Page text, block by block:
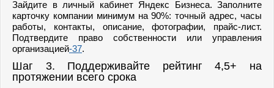
Зайдите в личный кабинет Яндекс Бизнеса. Заполните
карточку компании минимум на 90%: точный адрес, часы
работы, контакты, описание, фотографии, прайс‑лист.
Подтвердите право собственности или управления
организацией-37.
Шаг 3. Поддерживайте рейтинг 4,5+ на
протяжении всего срока